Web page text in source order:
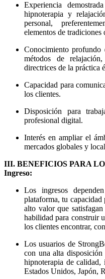
Experiencia
hipnoterapia y
personal,
elementos de tradiciones
Conocimiento
métodos de
directrices de la práctica
Capacidad para
los clientes.
Disposición para
profesional digital.
Interés en ampliar el
mercados globales y
III. BENEFICIOS PARA
Ingreso:
Los ingresos
plataforma, tu
alto valor que
habilidad para construir
los clientes encontrar,
Los usuarios de
con una alta
hipnoterapia de calidad,
Estados Unidos, Japón,